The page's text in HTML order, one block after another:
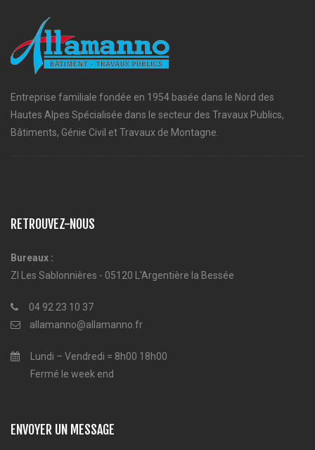
Entreprise familiale fondée en 1954 basée dans le Nord des
Hautes Alpes Spécialisée dans le secteur des Travaux Publics,
Bâtiments, Génie Civil et Travaux de Montagne.
RETROUVEZ-NOUS
Bureaux :
ZI Les Sablonnières - 05120 L'Argentière la Bessée
04 92 23 10 37
allamanno@allamanno.fr
Lundi – Vendredi = 8h00 18h00
Fermé le week end
ENVOYER UN MESSAGE